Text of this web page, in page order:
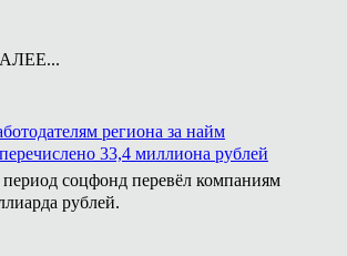
региона за найм
33,4 миллиона рублей
период соцфонд перевёл компаниям
рублей.